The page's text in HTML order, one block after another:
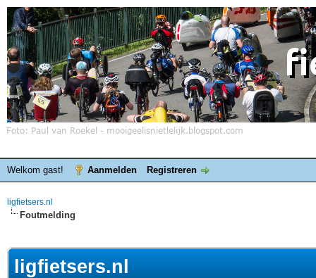
Welkom gast! Aanmelden Registreren
ligfietsers.nl
Foutmelding
ligfietsers.nl